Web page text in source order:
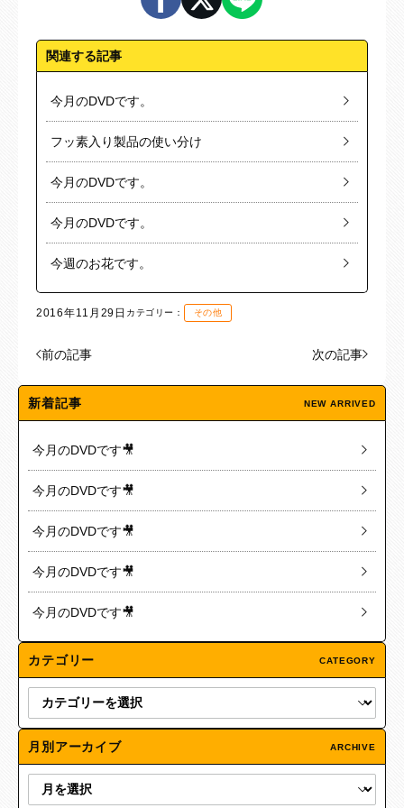
関連する記事
今月のDVDです。
フッ素入り製品の使い分け
今月のDVDです。
今月のDVDです。
今週のお花です。
2016年11月29日 カテゴリー： その他
前の記事 次の記事
新着記事 NEW ARRIVED
今月のDVDです🎥
今月のDVDです🎥
今月のDVDです🎥
今月のDVDです🎥
今月のDVDです🎥
カテゴリー CATEGORY
月別アーカイブ ARCHIVE